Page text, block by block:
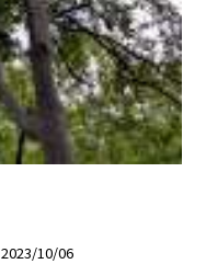
2023/10/06